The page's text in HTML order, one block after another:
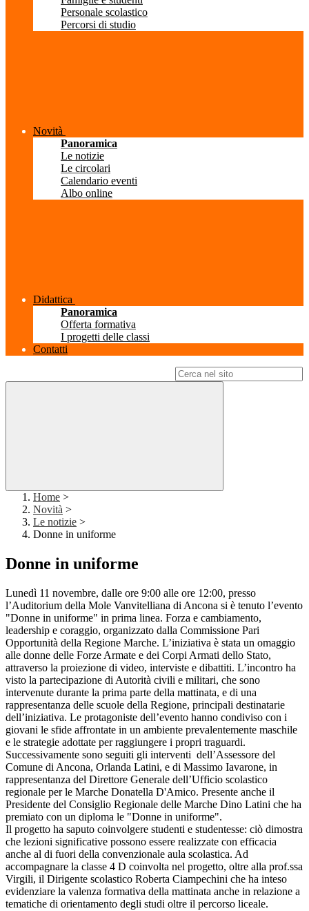
Personale scolastico
Percorsi di studio
Novità
Panoramica
Le notizie
Le circolari
Calendario eventi
Albo online
Didattica
Panoramica
Offerta formativa
I progetti delle classi
Contatti
Home >
Novità >
Le notizie >
Donne in uniforme
Donne in uniforme
Lunedì 11 novembre, dalle ore 9:00 alle ore 12:00, presso
l’Auditorium della Mole Vanvitelliana di Ancona si è tenuto l’evento
"Donne in uniforme" in prima linea. Forza e cambiamento,
leadership e coraggio, organizzato dalla Commissione Pari
Opportunità della Regione Marche. L’iniziativa è stata un omaggio
alle donne delle Forze Armate e dei Corpi Armati dello Stato,
attraverso la proiezione di video, interviste e dibattiti. L’incontro ha
visto la partecipazione di Autorità civili e militari, che sono
intervenute durante la prima parte della mattinata, e di una
rappresentanza delle scuole della Regione, principali destinatarie
dell’iniziativa. Le protagoniste dell’evento hanno condiviso con i
giovani le sfide affrontate in un ambiente prevalentemente maschile
e le strategie adottate per raggiungere i propri traguardi.
Successivamente sono seguiti gli interventi dell’Assessore del
Comune di Ancona, Orlanda Latini, e di Massimo Iavarone, in
rappresentanza del Direttore Generale dell’Ufficio scolastico
regionale per le Marche Donatella D'Amico. Presente anche il
Presidente del Consiglio Regionale delle Marche Dino Latini che ha
premiato con un diploma le "Donne in uniforme".
Il progetto ha saputo coinvolgere studenti e studentesse: ciò dimostra
che lezioni significative possono essere realizzate con efficacia
anche al di fuori della convenzionale aula scolastica. Ad
accompagnare la classe 4 D coinvolta nel progetto, oltre alla prof.ssa
Virgili, il Dirigente scolastico Roberta Ciampechini che ha inteso
evidenziare la valenza formativa della mattinata anche in relazione a
tematiche di orientamento degli studi oltre il percorso liceale.